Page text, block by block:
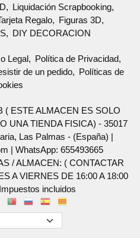
Liquidación Scrapbooking
Regalo
Figuras 3D
DIY DECORACION
Legal
Política de Privacidad
de un pedido
Políticas de
( ESTE ALMACEN ES SOLO
UNA TIENDA FISICA) - 35017
Las Palmas - (España) |
| WhatsApp: 655493665
/ ALMACEN: ( CONTACTAR
A VIERNES DE 16:00 A 18:00
incluidos